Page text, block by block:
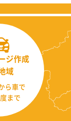
ジ作成
域
ら車で
まで